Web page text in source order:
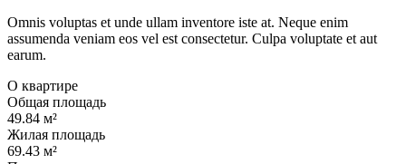
Omnis voluptas et unde ullam inventore iste at. Neque enim
assumenda veniam eos vel est consectetur. Culpa voluptate et aut
earum.
О квартире
Общая площадь
49.84 м²
Жилая площадь
69.43 м²